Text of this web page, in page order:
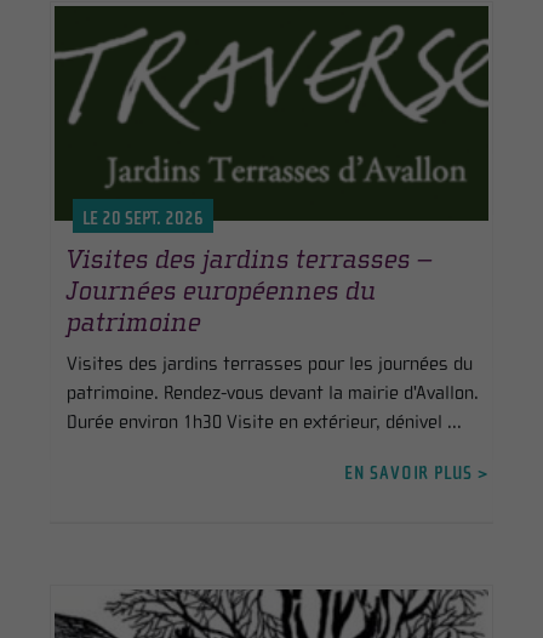
LE 20 SEPT. 2026
Visites des jardins terrasses –
Journées européennes du
patrimoine
Visites des jardins terrasses pour les journées du
patrimoine. Rendez-vous devant la mairie d'Avallon.
Durée environ 1h30 Visite en extérieur, dénivel ...
EN SAVOIR PLUS >